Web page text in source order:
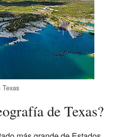
de Texas?